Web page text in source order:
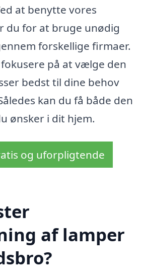
at benytte vores
du for at bruge unødig
forskellige firmaer.
på at vælge den
bedst til dine behov
kan du få både den
ønsker i dit hjem.
og uforpligtende
af lamper